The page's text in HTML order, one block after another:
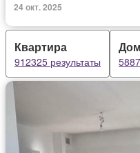
24 окт. 2025
Квартира
912325 результаты
Дом